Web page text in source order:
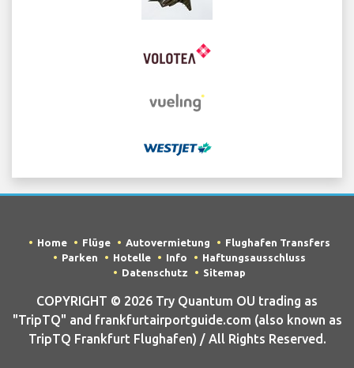
Home Flüge Autovermietung
Flughafen Transfers
Parken
Hotelle Info
Haftungsausschluss
Datenschutz
Sitemap
COPYRIGHT © 2026 Try Quantum OU trading as
"TripTQ" and frankfurtairportguide.com (also known as
TripTQ Frankfurt Flughafen) / All Rights Reserved.